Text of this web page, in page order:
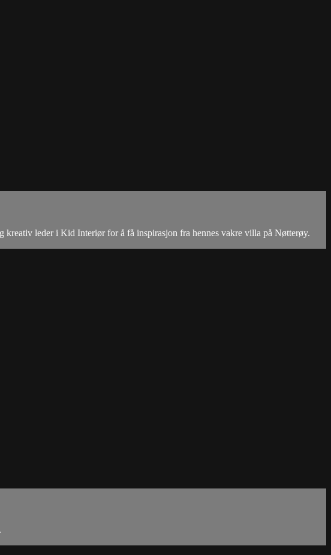
leder i Kid Interiør for å få inspirasjon fra hennes vakre villa på Nøtterøy.